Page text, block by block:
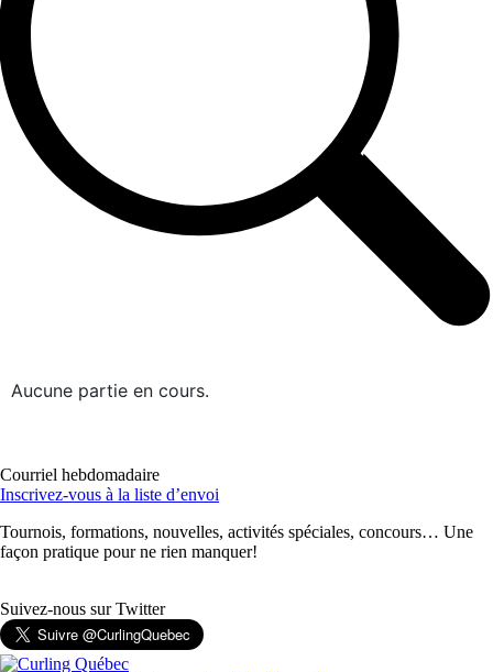
Aucune partie en cours.
Courriel hebdomadaire
Inscrivez-vous à la liste d’envoi
Tournois, formations, nouvelles, activités spéciales, concours… Une
façon pratique pour ne rien manquer!
Suivez-nous sur Twitter